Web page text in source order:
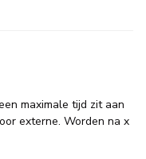
maximale tijd zit aan
externe. Worden na x